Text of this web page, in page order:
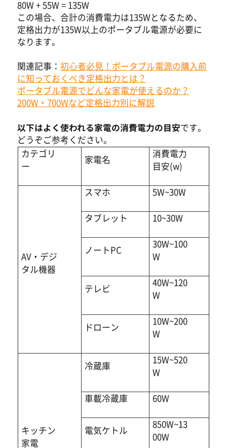
80W + 55W = 135W
この場合、合計の消費電力は135Wとなるため、
定格出力が135W以上のポータブル電源が必要に
なります。
関連記事： 初心者必見！ポータブル電源の購入前
に知っておくべき定格出力とは？
ポータブル電源でどんな家電が使えるのか？
200W・700Wなど定格出力別に解説
以下はよく使われる家電の消費電力の目安です。
どうぞご参考ください。
カテゴリ
ー
家電名
消費電力
目安(w)
AV・デジ
タル機器
スマホ 5W~30W
タブレット 10~30W
ノートPC
30W~100
W
テレビ
40W~120
W
ドローン
10W~200
W
キッチン
家電
冷蔵庫
15W~520
W
車載冷蔵庫 60W
電気ケトル
850W~13
00W